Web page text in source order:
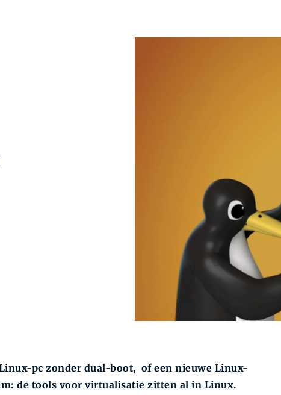
pc zonder dual-boot, of een nieuwe Linux-
de tools voor virtualisatie zitten al in Linux.